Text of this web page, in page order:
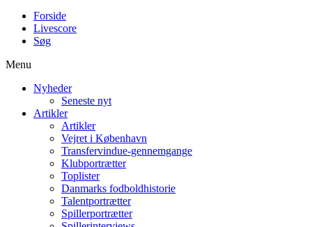
Forside
Livescore
Søg
Menu
Nyheder
Seneste nyt
Artikler
Artikler
Vejret i København
Transfervindue-gennemgange
Klubportrætter
Toplister
Danmarks fodboldhistorie
Talentportrætter
Spillerportrætter